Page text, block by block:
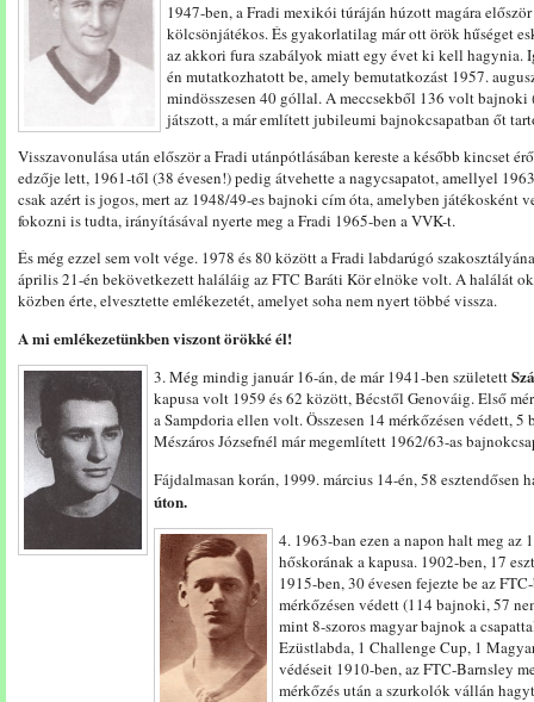
1947-ben, a Fradi mexikói túráján húzott magára
kölcsönjátékos. És gyakorlatilag már ott örök hűséget
az akkori fura szabályok miatt egy évet ki kell hagynia.
én mutatkozhatott be, amely bemutatkozást 1957.
mindösszesen 40 góllal. A meccsekből 136 volt
játszott, a már említett jubileumi bajnokcsapatban őt
Visszavonulása után először a Fradi utánpótlásában kereste a később kincset
edzője lett, 1961-től (38 évesen!) pedig átvehette a nagycsapatot, amellyel
csak azért is jogos, mert az 1948/49-es bajnoki cím óta, amelyben játékosként
fokozni is tudta, irányításával nyerte meg a Fradi 1965-ben a VVK-t.
És még ezzel sem volt vége. 1978 és 80 között a Fradi labdarúgó
április 21-én bekövetkezett haláláig az FTC Baráti Kör elnöke volt. A halálát
közben érte, elvesztette emlékezetét, amelyet soha nem nyert többé vissza.
A mi emlékezetünkben viszont örökké él!
3. Még mindig január 16-án, de már 1941-ben született
kapusa volt 1959 és 62 között, Bécstől Genováig. Első
a Sampdoria ellen volt. Összesen 14 mérkőzésen védett,
Mészáros Józsefnél már megemlített 1962/63-as
Fájdalmasan korán, 1999. március 14-én, 58 esztendősen
úton.
4. 1963-ban ezen a napon halt meg az
hőskorának a kapusa. 1902-ben, 17
1915-ben, 30 évesen fejezte be az
mérkőzésen védett (114 bajnoki, 57
mint 8-szoros magyar bajnok a
Ezüstlabda, 1 Challenge Cup, 1
védéseit 1910-ben, az FTC-Barnsley
mérkőzés után a szurkolók vállán